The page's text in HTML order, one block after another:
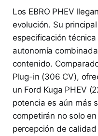
Los EBRO PHEV
evolución. Su
especificación
autonomía
contenido.
Plug-in (306 CV),
un Ford Kuga PHEV
potencia es aún más
competirán no solo
percepción de